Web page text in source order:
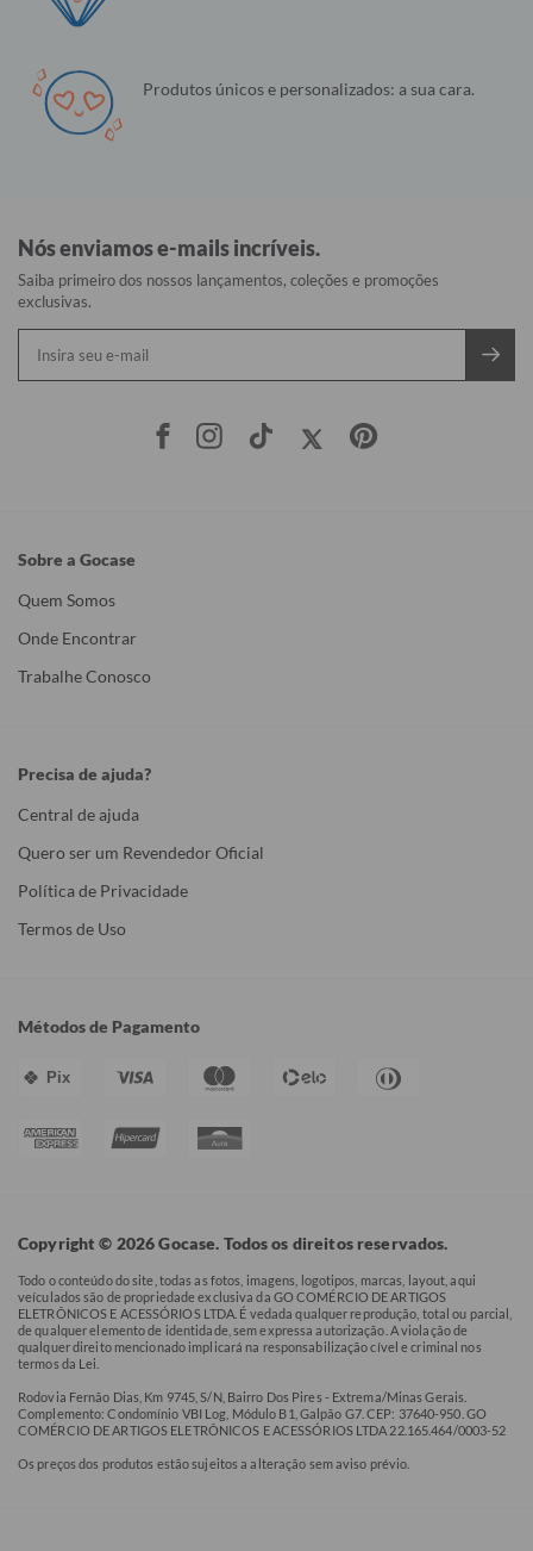
Produtos únicos e personalizados: a sua cara.
Nós enviamos e-mails incríveis.
Saiba primeiro dos nossos lançamentos, coleções e promoções
exclusivas.
Sobre a Gocase
Quem Somos
Onde Encontrar
Trabalhe Conosco
Precisa de ajuda?
Central de ajuda
Quero ser um Revendedor Oficial
Política de Privacidade
Termos de Uso
Métodos de Pagamento
Pix
Copyright © 2026 Gocase. Todos os direitos reservados.
Todo o conteúdo do site, todas as fotos, imagens, logotipos, marcas, layout, aqui
veículados são de propriedade exclusiva da GO COMÉRCIO DE ARTIGOS
ELETRÔNICOS E ACESSÓRIOS LTDA. É vedada qualquer reprodução, total ou parcial,
de qualquer elemento de identidade, sem expressa autorização. A violação de
qualquer direito mencionado implicará na responsabilização cível e criminal nos
termos da Lei.
Rodovia Fernão Dias, Km 9745, S/N, Bairro Dos Pires - Extrema/Minas Gerais.
Complemento: Condomínio VBI Log, Módulo B1, Galpão G7. CEP: 37640-950. GO
COMÉRCIO DE ARTIGOS ELETRÔNICOS E ACESSÓRIOS LTDA 22.165.464/0003-52
Os preços dos produtos estão sujeitos a alteração sem aviso prévio.